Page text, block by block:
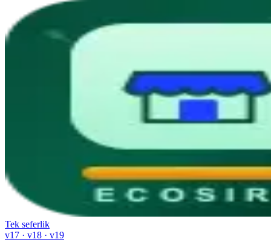
Tek seferlik
v17 · v18 · v19